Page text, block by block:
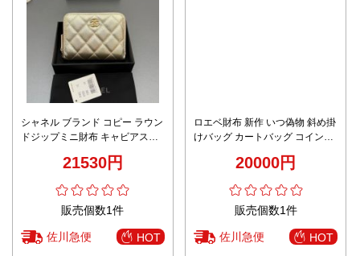
シャネル ブランド コピー ラウン
ドジップミニ財布 キャビアスキ
21530円
販売個数1件
佐川急便 HOT
ロエベ財布 新作 いつ偽物 斜め掛
けバッグ カートバッグ コインや
20000円
販売個数1件
佐川急便 HOT